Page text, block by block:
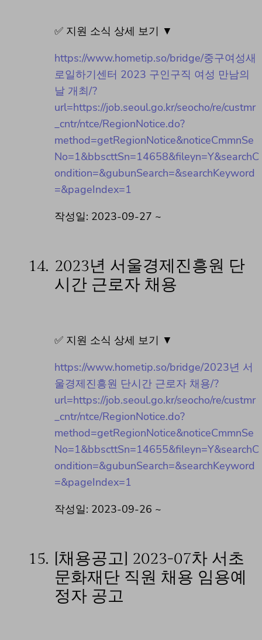
✅ 지원 소식 상세 보기 ▼
https://www.hometip.so/bridge/중구여성새
로일하기센터 2023 구인구직 여성 만남의
날 개최/?
url=https://job.seoul.go.kr/seocho/re/custmr
_cntr/ntce/RegionNotice.do?
method=getRegionNotice&noticeCmmnSe
No=1&bbscttSn=14658&fileyn=Y&searchC
ondition=&gubunSearch=&searchKeyword
=&pageIndex=1
작성일: 2023-09-27 ~
14. 2023년 서울경제진흥원 단
시간 근로자 채용
✅ 지원 소식 상세 보기 ▼
https://www.hometip.so/bridge/2023년 서
울경제진흥원 단시간 근로자 채용/?
url=https://job.seoul.go.kr/seocho/re/custmr
_cntr/ntce/RegionNotice.do?
method=getRegionNotice&noticeCmmnSe
No=1&bbscttSn=14655&fileyn=Y&searchC
ondition=&gubunSearch=&searchKeyword
=&pageIndex=1
작성일: 2023-09-26 ~
15. [채용공고] 2023-07차 서초
문화재단 직원 채용 임용예
정자 공고